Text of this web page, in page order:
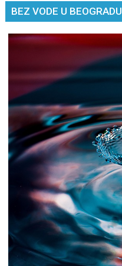
BEZ VODE U BEOGRADU